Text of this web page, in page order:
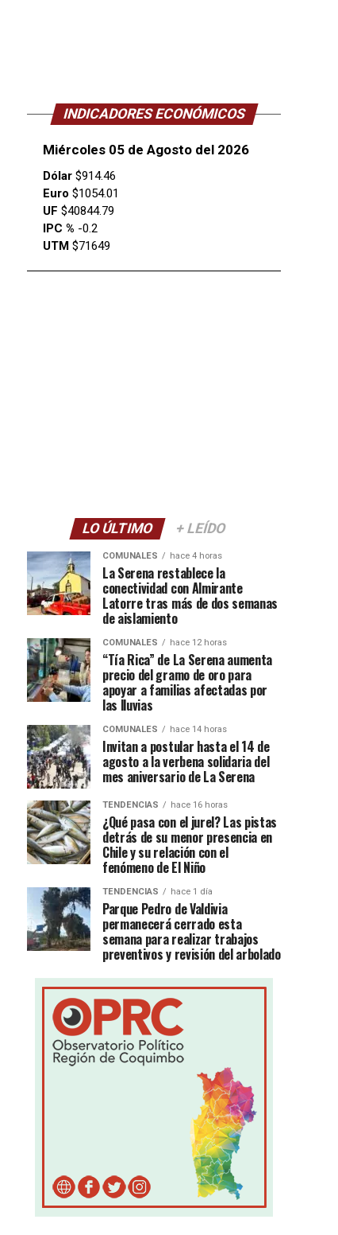
INDICADORES ECONÓMICOS
Miércoles 05 de Agosto del 2026
Dólar $914.46
Euro $1054.01
UF $40844.79
IPC % -0.2
UTM $71649
LO ÚLTIMO + LEÍDO
COMUNALES hace 4 horas
La Serena restablece la
conectividad con Almirante
Latorre tras más de dos semanas
de aislamiento
COMUNALES hace 12 horas
“Tía Rica” de La Serena aumenta
precio del gramo de oro para
apoyar a familias afectadas por
las lluvias
COMUNALES hace 14 horas
Invitan a postular hasta el 14 de
agosto a la verbena solidaria del
mes aniversario de La Serena
TENDENCIAS hace 16 horas
¿Qué pasa con el jurel? Las pistas
detrás de su menor presencia en
Chile y su relación con el
fenómeno de El Niño
TENDENCIAS hace 1 día
Parque Pedro de Valdivia
permanecerá cerrado esta
semana para realizar trabajos
preventivos y revisión del arbolado